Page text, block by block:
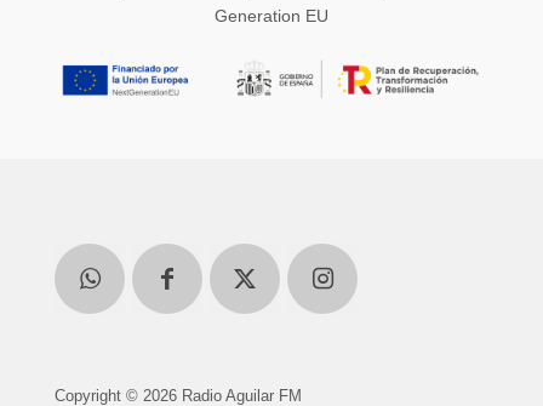
Generation EU
Copyright © 2026 Radio Aguilar FM